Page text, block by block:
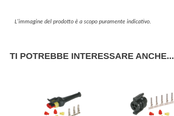
L'immagine del prodotto è a scopo puramente indicativo.
TI POTREBBE INTERESSARE ANCHE...